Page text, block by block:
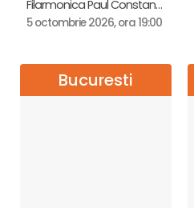
Filarmonica Paul Constantinescu, Ploiesti
5 octombrie 2026, ora 19:00
Bucuresti